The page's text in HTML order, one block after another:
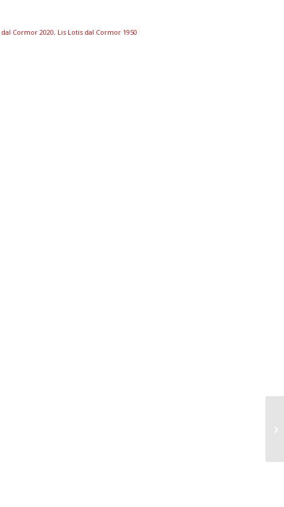
Cormor 2020, Lis Lotis dal Cormor 1950